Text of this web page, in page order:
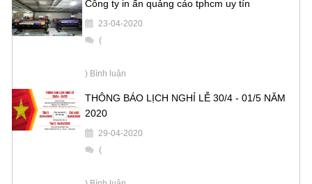
Công ty in ấn quảng cáo tphcm uy tín
23-04-2020
(
) Bình luận
THÔNG BÁO LỊCH NGHỈ LỄ 30/4 - 01/5 NĂM
2020
29-04-2020
(